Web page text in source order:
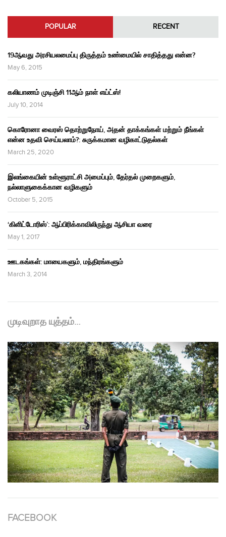
POPULAR RECENT
19ஆவது அரசியலமைப்பு திருத்தம் உண்மையில் சாதித்தது என்ன?
May 6, 2015
கலியாணம் முடிஞ்சி 11ஆம் நாள் எய்ட்ஸ்!
July 10, 2014
கொரோனா வைரஸ் தொற்றுநோய், அதன் தாக்கங்கள் மற்றும் நீங்கள்
என்ன உதவி செய்யலாம்?: சுருக்கமான வழிகாட்டுதல்கள்
March 25, 2020
இலங்கையின் உள்ளூராட்சி அமைப்பும், தேர்தல் முறைகளும்,
நல்லாளுகைக்கான வழிகளும்
October 5, 2015
‘கிளிட்டோரிஸ்’: ஆப்பிரிக்காவிலிருந்து ஆசியா வரை
May 1, 2017
ஊடகங்கள்: மாயைகளும், மந்திரங்களும்
March 3, 2014
முடிவுறாத யுத்தம்…
FACEBOOK